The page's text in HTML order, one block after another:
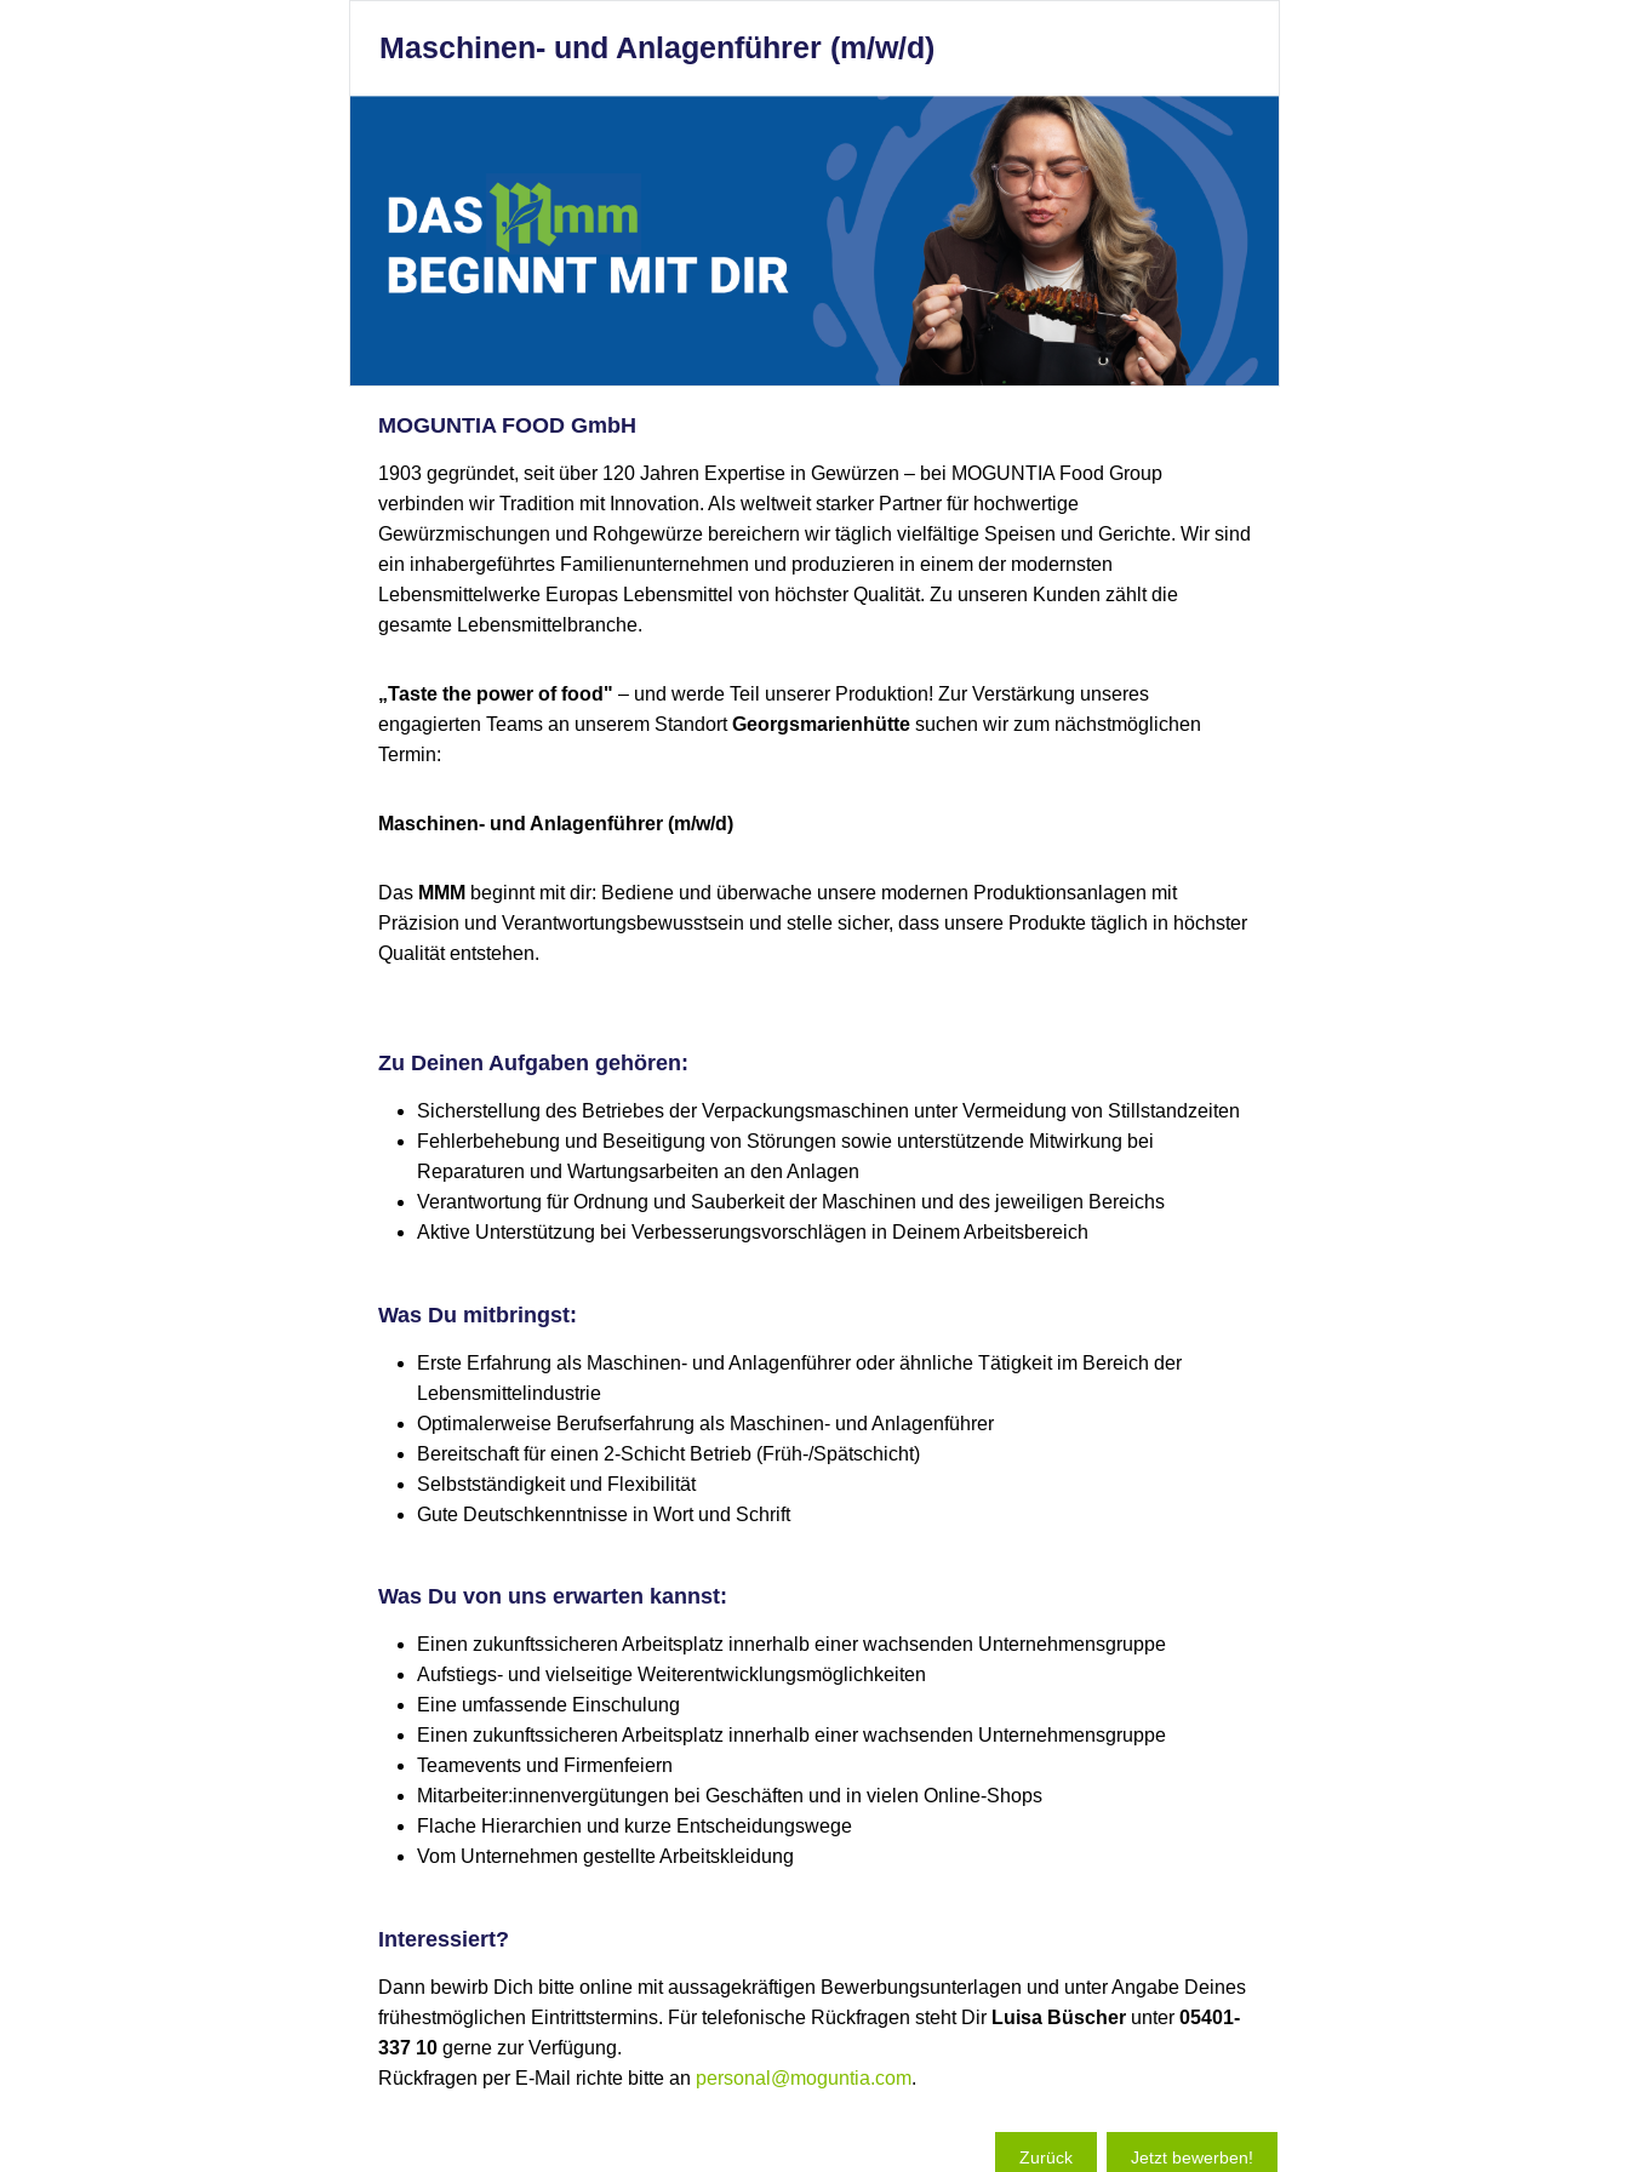
Maschinen- und Anlagenführer (m/w/d)
MOGUNTIA FOOD GmbH
1903 gegründet, seit über 120 Jahren Expertise in Gewürzen – bei MOGUNTIA Food Group
verbinden wir Tradition mit Innovation. Als weltweit starker Partner für hochwertige
Gewürzmischungen und Rohgewürze bereichern wir täglich vielfältige Speisen und Gerichte. Wir sind
ein inhabergeführtes Familienunternehmen und produzieren in einem der modernsten
Lebensmittelwerke Europas Lebensmittel von höchster Qualität. Zu unseren Kunden zählt die
gesamte Lebensmittelbranche.
„Taste the power of food" – und werde Teil unserer Produktion! Zur Verstärkung unseres
engagierten Teams an unserem StandortGeorgsmarienhütte suchen wir zum nächstmöglichen
Termin:
Maschinen- und Anlagenführer (m/w/d)
Das MMM beginnt mit dir: Bediene und überwache unsere modernen Produktionsanlagen mit
Präzision und Verantwortungsbewusstsein und stelle sicher, dass unsere Produkte täglich in höchster
Qualität entstehen.
Zu Deinen Aufgaben gehören:
Sicherstellung des Betriebes der Verpackungsmaschinen unter Vermeidung von Stillstandzeiten
Fehlerbehebung und Beseitigung von Störungen sowie unterstützende Mitwirkung bei
Reparaturen und Wartungsarbeiten an den Anlagen
Verantwortung für Ordnung und Sauberkeit der Maschinen und des jeweiligen Bereichs
Aktive Unterstützung bei Verbesserungsvorschlägen in Deinem Arbeitsbereich
Was Du mitbringst:
Erste Erfahrung als Maschinen- und Anlagenführer oder ähnliche Tätigkeit im Bereich der
Lebensmittelindustrie
Optimalerweise Berufserfahrung als Maschinen- und Anlagenführer
Bereitschaft für einen 2-Schicht Betrieb (Früh-/Spätschicht)
Selbstständigkeit und Flexibilität
Gute Deutschkenntnisse in Wort und Schrift
Was Du von uns erwarten kannst:
Einen zukunftssicheren Arbeitsplatz innerhalb einer wachsenden Unternehmensgruppe
Aufstiegs- und vielseitige Weiterentwicklungsmöglichkeiten
Eine umfassende Einschulung
Einen zukunftssicheren Arbeitsplatz innerhalb einer wachsenden Unternehmensgruppe
Teamevents und Firmenfeiern
Mitarbeiter:innenvergütungen bei Geschäften und in vielen Online-Shops
Flache Hierarchien und kurze Entscheidungswege
Vom Unternehmen gestellte Arbeitskleidung
Interessiert?
Dann bewirb Dich bitte online mit aussagekräftigen Bewerbungsunterlagen und unter Angabe Deines
frühestmöglichen Eintrittstermins. Für telefonische Rückfragen steht Dir Luisa Büscher unter 05401-
337 10 gerne zur Verfügung.
Rückfragen per E-Mail richte bitte an personal@moguntia.com.
Zurück Jetzt bewerben!